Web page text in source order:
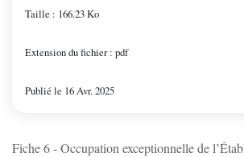
Taille : 166.23 Ko
Extension du fichier : pdf
Publié le 16 Avr. 2025
Fiche 6 - Occupation exceptionnelle de